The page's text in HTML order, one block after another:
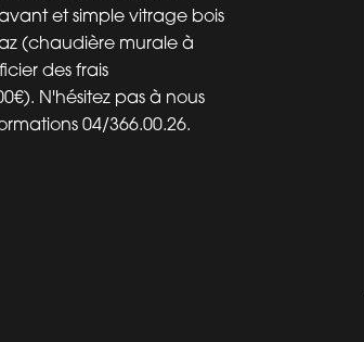
et simple vitrage bois
(chaudière murale à
des frais
N'hésitez pas à nous
04/366.00.26.